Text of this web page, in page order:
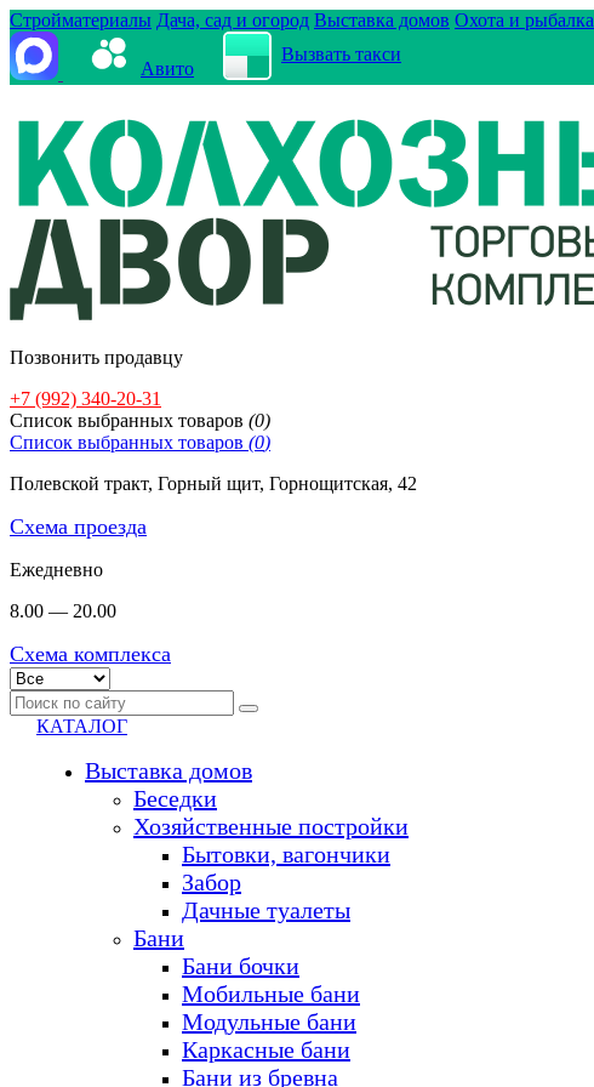
Стройматериалы Дача, сад и огород Выставка домов Охота и рыбалка
Авито
Вызвать такси
Позвонить продавцу
+7 (992) 340-20-31
Cписок выбранных товаров (0)
Cписок выбранных товаров (0)
Полевской тракт, Горный щит, Горнощитская, 42
Схема проезда
Ежедневно
8.00 — 20.00
Схема комплекса
КАТАЛОГ
Выставка домов
Беседки
Хозяйственные постройки
Бытовки, вагончики
Забор
Дачные туалеты
Бани
Бани бочки
Мобильные бани
Модульные бани
Каркасные бани
Бани из бревна